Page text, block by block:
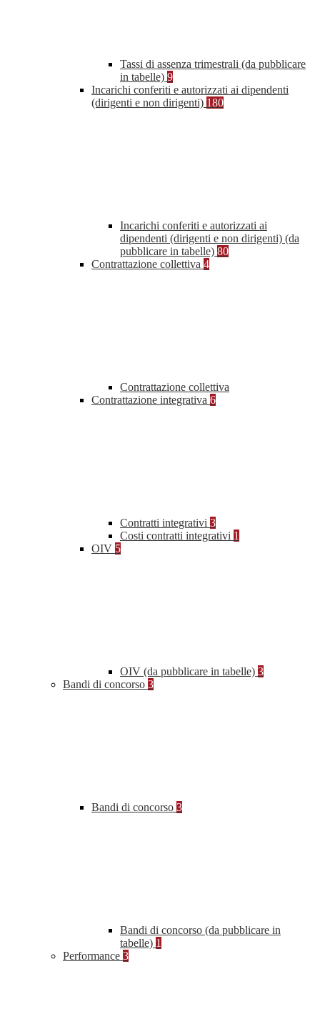
Tassi di assenza trimestrali (da pubblicare
in tabelle) 9
Incarichi conferiti e autorizzati ai dipendenti
(dirigenti e non dirigenti) 180
Incarichi conferiti e autorizzati ai
dipendenti (dirigenti e non dirigenti) (da
pubblicare in tabelle) 80
Contrattazione collettiva 4
Contrattazione collettiva
Contrattazione integrativa 6
Contratti integrativi 3
Costi contratti integrativi 1
OIV 5
OIV (da pubblicare in tabelle) 3
Bandi di concorso 3
Bandi di concorso 3
Bandi di concorso (da pubblicare in
tabelle) 1
Performance 3